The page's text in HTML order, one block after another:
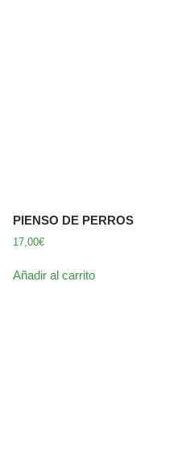
PIENSO DE PERROS
17,00€
Añadir al carrito